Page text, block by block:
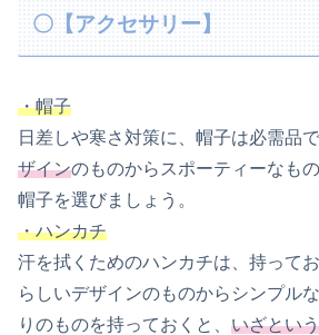
〇【アクセサリー】
・帽子
日差しや寒さ対策に、帽子は必需品で
ザインのものからスポーティーなも
帽子を選びましょう。
・ハンカチ
汗を拭くためのハンカチは、持って
らしいデザインのものからシンプル
りのものを持っておくと、 いざとい